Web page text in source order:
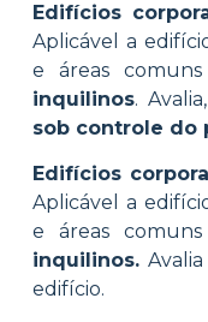
Edifícios
Aplicável a
e áreas
inquilinos.
sob controle do
Edifícios
Aplicável a
e áreas
inquilinos.
edifício.